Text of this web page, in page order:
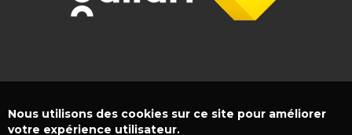
Nous utilisons des cookies sur ce site pour améliorer
votre expérience utilisateur.